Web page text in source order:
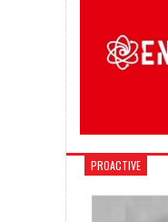
PROACTIVE